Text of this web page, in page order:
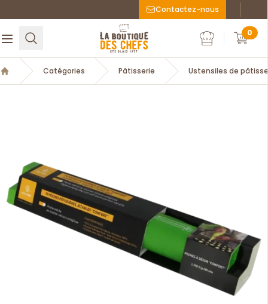
Contactez-nous
Ouvrir le menuRechercher
La Boutique des chefs
Mon compte
Mon
0
Accueil
Catégories Pâtisserie Ustensiles de